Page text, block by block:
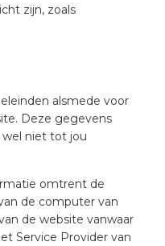
zijn, zoals
alsmede voor
Deze gegevens
wel niet tot jou
omtrent de
de computer van
de website vanwaar
Service Provider van